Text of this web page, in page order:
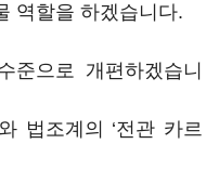
역할을 하겠습니다.
준으로 개편하겠습니
법조계의 ‘전관 카르